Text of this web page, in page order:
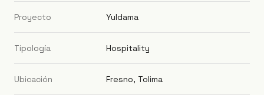
Proyecto Yuldama
Tipología Hospitality
Ubicación Fresno, Tolima